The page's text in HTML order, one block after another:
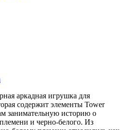
аркадная игрушка для
содержит элементы Tower
занимательную историю о
и черно-белого. Из